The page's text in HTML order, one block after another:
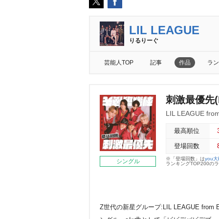
LIL LEAGUE
りるりーぐ
芸能人TOP 記事 作品 ラ
シングル
刺激最優
LIL LEAGUE
最高順位
登場回数
※「登場回数」はyou大
ランキングTOP200の
Z世代の新星グループ:LIL LEAGUE from